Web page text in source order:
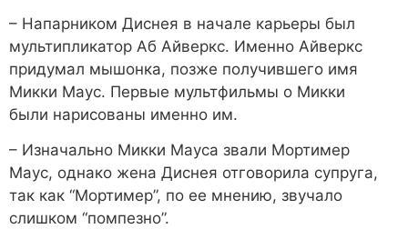
– Напарником Диснея в начале карьеры был
мультипликатор Аб Айверкс. Именно Айверкс
придумал мышонка, позже получившего имя
Микки Маус. Первые мультфильмы о Микки
были нарисованы именно им.
– Изначально Микки Мауса звали Мортимер
Маус, однако жена Диснея отговорила супруга,
так как “Мортимер”, по ее мнению, звучало
слишком “помпезно”.